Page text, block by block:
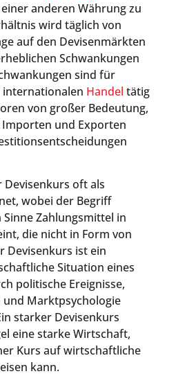
anderen Währung zu
wird täglich von
auf den Devisenmärkten
Schwankungen
sind für
Handel tätig
von großer Bedeutung,
Importen und Exporten
oft als
wobei der Begriff
Sinne Zahlungsmittel in
die nicht in Form von
Devisenkurs ist ein
Situation eines
politische Ereignisse,
Marktpsychologie
starker Devisenkurs
eine starke Wirtschaft,
Kurs auf wirtschaftliche
kann.